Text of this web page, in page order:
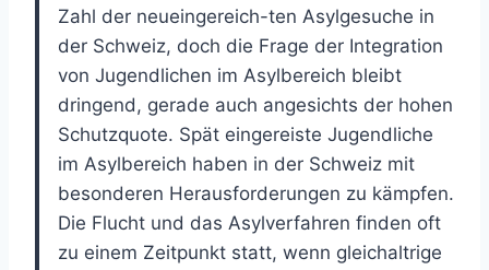
Zahl der neueingereich-ten Asylgesuche in
der Schweiz, doch die Frage der Integration
von Jugendlichen im Asylbereich bleibt
dringend, gerade auch angesichts der hohen
Schutzquote. Spät eingereiste Jugendliche
im Asylbereich haben in der Schweiz mit
besonderen Herausforderungen zu kämpfen.
Die Flucht und das Asylverfahren finden oft
zu einem Zeitpunkt statt, wenn gleichaltrige